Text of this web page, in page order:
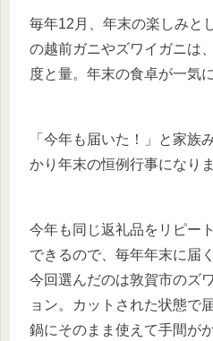
毎年12月、年末の楽しみと
の越前ガニやズワイガニは
度と量。年末の食卓が一気
「今年も届いた！」と家族
かり年末の恒例行事になりま
今年も同じ返礼品をリピー
できるので、毎年年末に届
今回選んだのは敦賀市のズ
ョン。カットされた状態で
鍋にそのまま使えて手間が